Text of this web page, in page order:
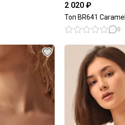
2 020 ₽
Топ BR641 Caramel
0